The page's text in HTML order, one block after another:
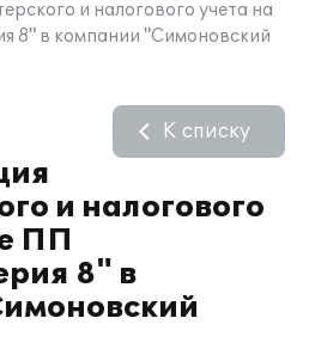
и налогового учета на
8" в компании "Симоновский
и налогового
ПП
8" в
К списку